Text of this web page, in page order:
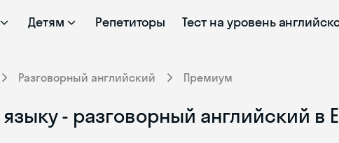
Детям Репетиторы Тест на уровень
Разговорный английский Премиум
- разговорный английский в